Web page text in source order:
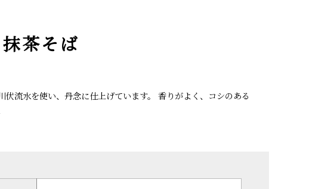
茶そば
伏流水を使い、丹念に仕上げています。 香りがよく、コシのある